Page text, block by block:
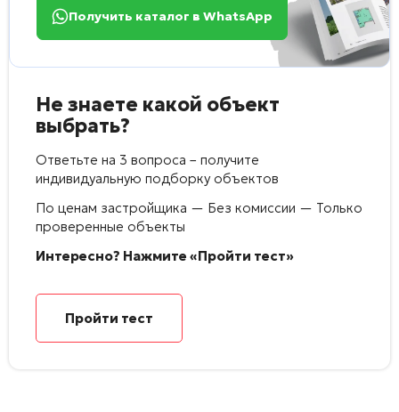
Получить каталог в WhatsApp
Не знаете какой объект
выбрать?
Ответьте на 3 вопроса – получите
индивидуальную подборку объектов
По ценам застройщика — Без комиссии — Только
проверенные объекты
Интересно? Нажмите «Пройти тест»
Пройти тест